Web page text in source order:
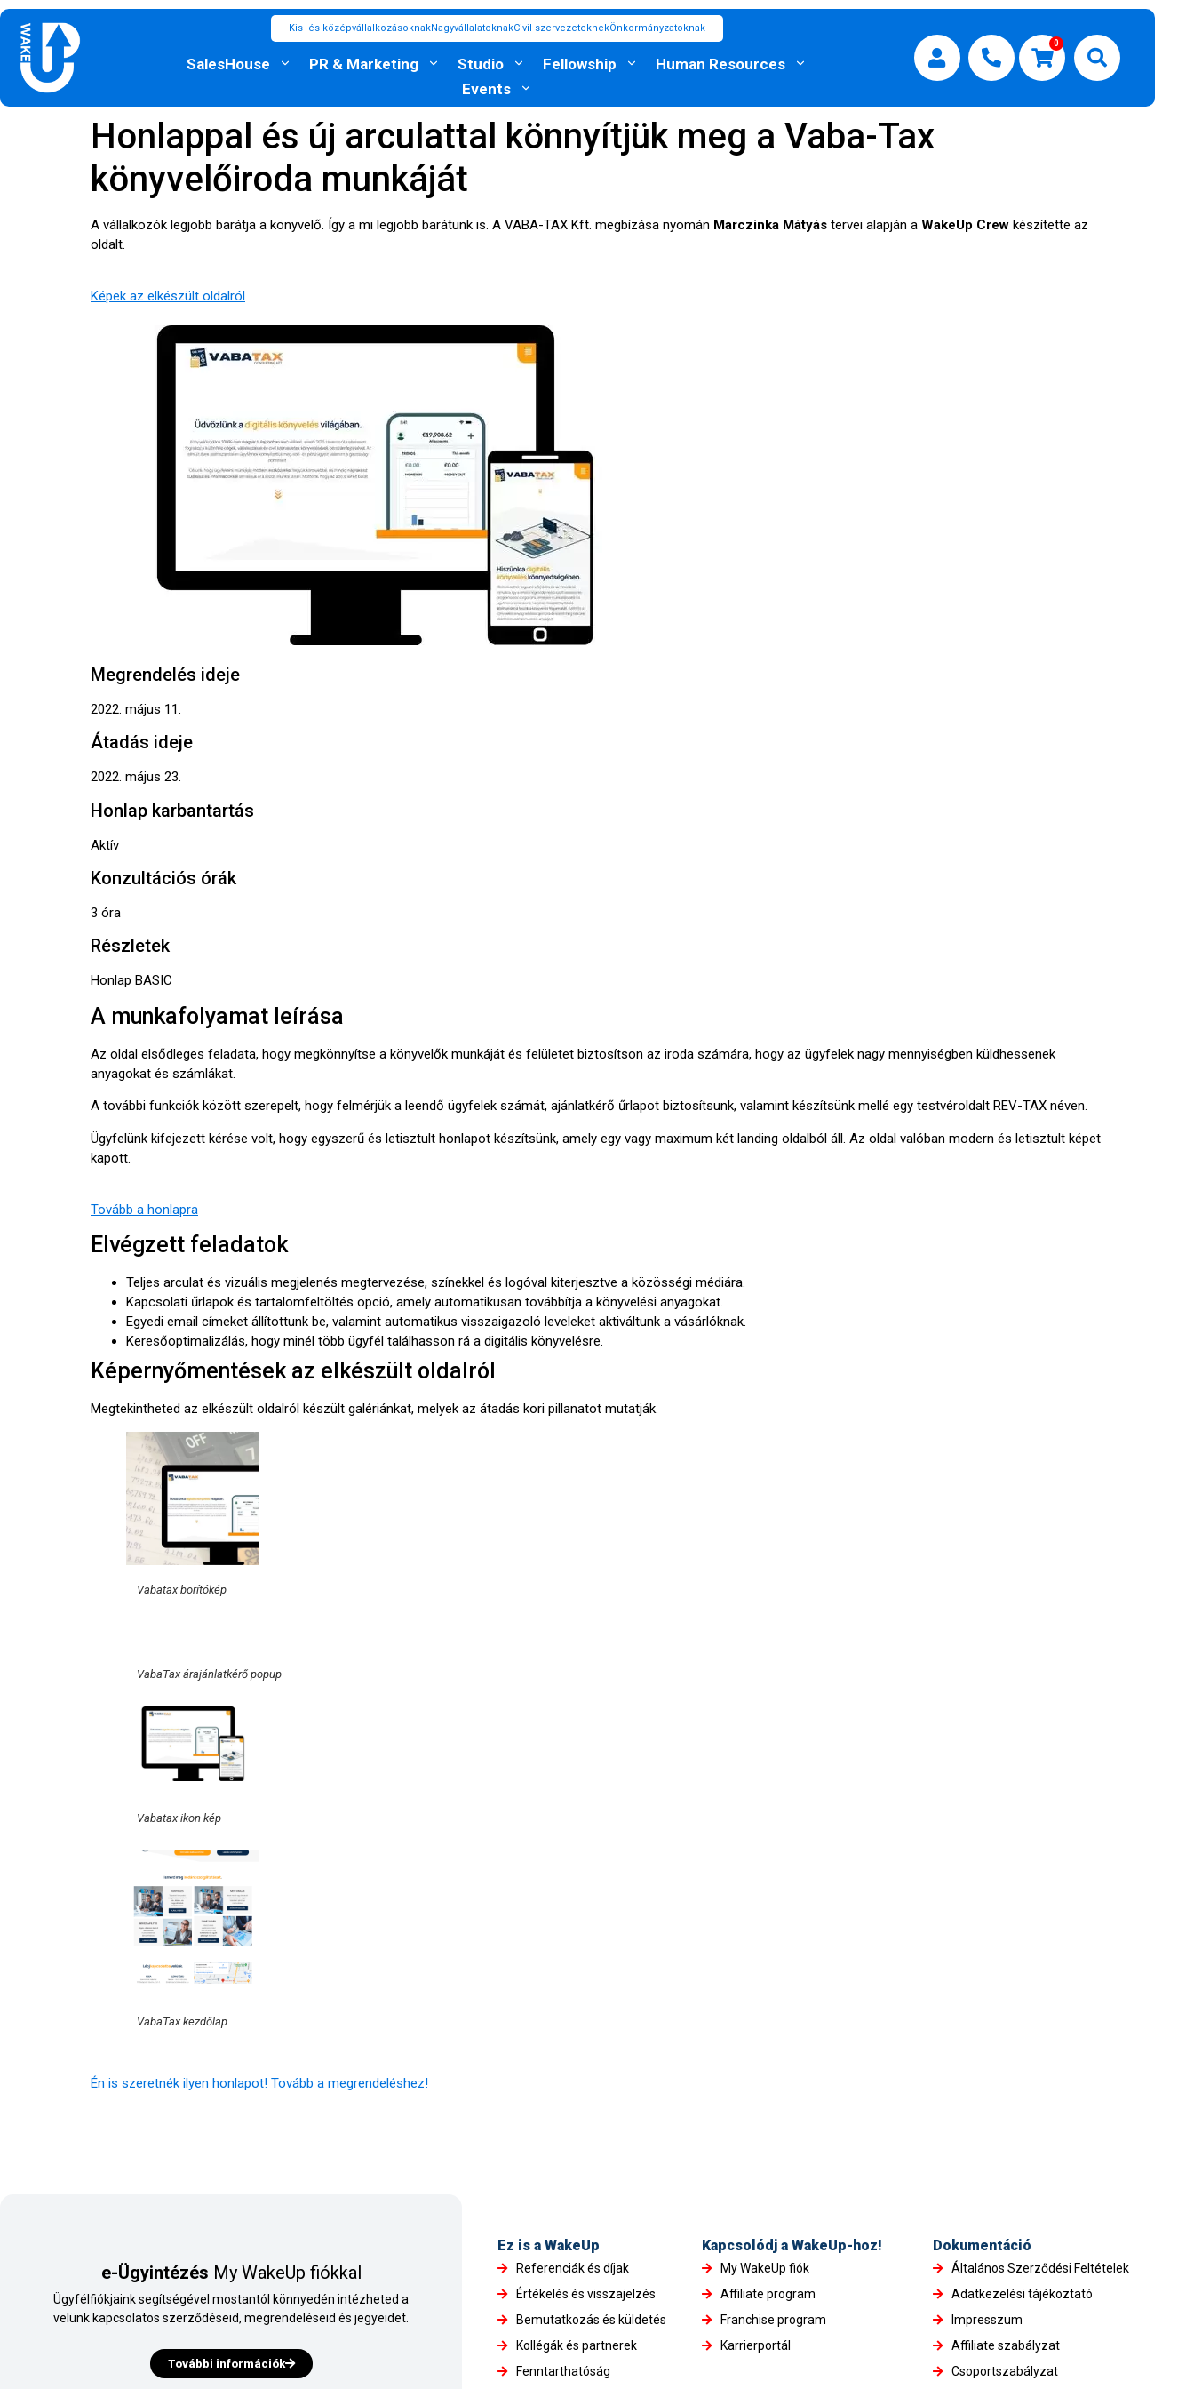
Kis- és középvállalkozásoknakNagyvállalatoknakCivil szervezeteknekÖnkormányzatoknak
SalesHouse PR & Marketing Studio Fellowship
Human Resources
Events
0
Honlappal és új arculattal könnyítjük meg a Vaba-Tax
könyvelőiroda munkáját
A vállalkozók legjobb barátja a könyvelő. Így a mi legjobb barátunk is. A VABA-TAX Kft. megbízása nyomán Marczinka Mátyás tervei alapján a WakeUp Crew készítette az
oldalt.
Képek az elkészült oldalról
Megrendelés ideje
2022. május 11.
Átadás ideje
2022. május 23.
Honlap karbantartás
Aktív
Konzultációs órák
3 óra
Részletek
Honlap BASIC
A munkafolyamat leírása
Az oldal elsődleges feladata, hogy megkönnyítse a könyvelők munkáját és felületet biztosítson az iroda számára, hogy az ügyfelek nagy mennyiségben küldhessenek
anyagokat és számlákat.
A további funkciók között szerepelt, hogy felmérjük a leendő ügyfelek számát, ajánlatkérő űrlapot biztosítsunk, valamint készítsünk mellé egy testvéroldalt REV-TAX néven.
Ügyfelünk kifejezett kérése volt, hogy egyszerű és letisztult honlapot készítsünk, amely egy vagy maximum két landing oldalból áll. Az oldal valóban modern és letisztult képet
kapott.
Tovább a honlapra
Elvégzett feladatok
Teljes arculat és vizuális megjelenés megtervezése, színekkel és logóval kiterjesztve a közösségi médiára.
Kapcsolati űrlapok és tartalomfeltöltés opció, amely automatikusan továbbítja a könyvelési anyagokat.
Egyedi email címeket állítottunk be, valamint automatikus visszaigazoló leveleket aktiváltunk a vásárlóknak.
Keresőoptimalizálás, hogy minél több ügyfél találhasson rá a digitális könyvelésre.
Képernyőmentések az elkészült oldalról
Megtekintheted az elkészült oldalról készült galériánkat, melyek az átadás kori pillanatot mutatják.
Vabatax borítókép
VabaTax árajánlatkérő popup
Vabatax ikon kép
VabaTax kezdőlap
Én is szeretnék ilyen honlapot! Tovább a megrendeléshez!
e-Ügyintézés My WakeUp fiókkal
Ügyfélfiókjaink segítségével mostantól könnyedén intézheted a
velünk kapcsolatos szerződéseid, megrendeléseid és jegyeidet.
További információk
Ez is a WakeUp
Referenciák és díjak
Értékelés és visszajelzés
Bemutatkozás és küldetés
Kollégák és partnerek
Fenntarthatóság
Kapcsolódj a WakeUp-hoz!
My WakeUp fiók
Affiliate program
Franchise program
Karrierportál
Dokumentáció
Általános Szerződési Feltételek
Adatkezelési tájékoztató
Impresszum
Affiliate szabályzat
Csoportszabályzat